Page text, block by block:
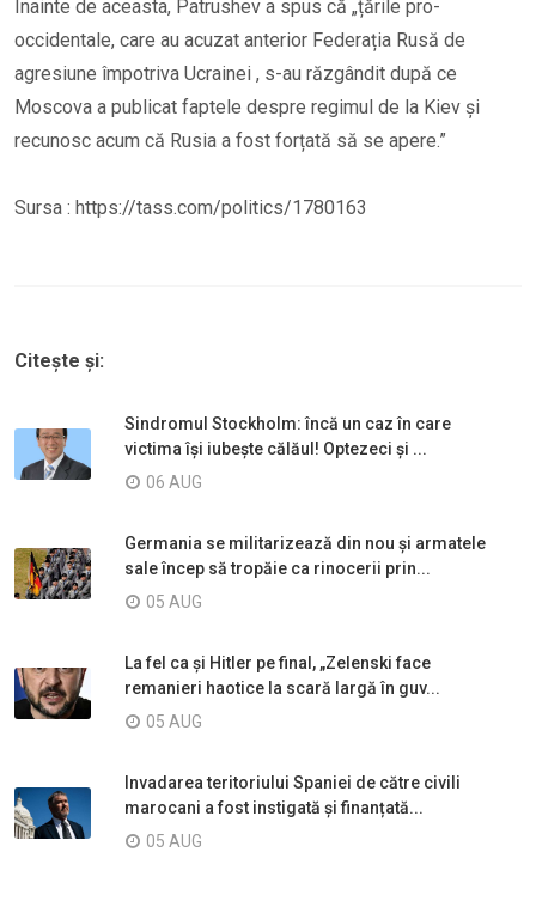
Înainte de aceasta, Patrushev a spus că „țările pro-
occidentale, care au acuzat anterior Federația Rusă de
agresiune împotriva Ucrainei , s-au răzgândit după ce
Moscova a publicat faptele despre regimul de la Kiev și
recunosc acum că Rusia a fost forțată să se apere.”
Sursa : https://tass.com/politics/1780163
Citește și:
Sindromul Stockholm: încă un caz în care
victima își iubește călăul! Optezeci și ...
06 AUG
Germania se militarizează din nou și armatele
sale încep să tropăie ca rinocerii prin...
05 AUG
La fel ca și Hitler pe final, „Zelenski face
remanieri haotice la scară largă în guv...
05 AUG
Invadarea teritoriului Spaniei de către civili
marocani a fost instigată și finanțată...
05 AUG